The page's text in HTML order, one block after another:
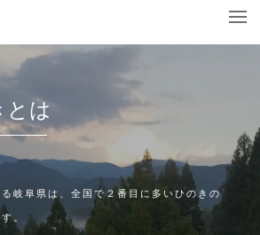
とは
岐阜県は、全国で２番目に多いひのきの
。